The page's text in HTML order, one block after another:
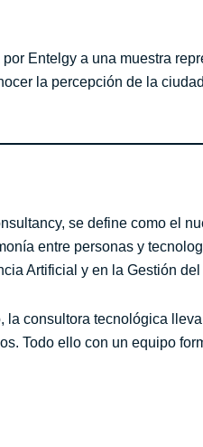
Entelgy a una muestra
la percepción de la
se define como el
entre personas y
Artificial y en la Gestión
la consultora tecnológica
Todo ello con un equipo